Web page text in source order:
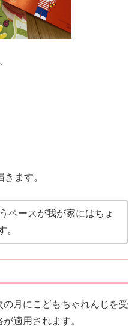
ます。
ペースが我が家にはちょ
。
月にこどもちゃれんじを受
適用されます。